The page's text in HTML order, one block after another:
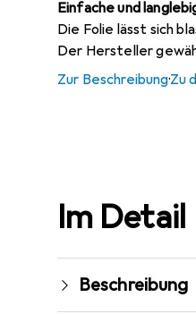
Einfache und
Die Folie lässt sich
Der Hersteller
Zur Beschreibung·Zu
Im Detail
Beschreibung